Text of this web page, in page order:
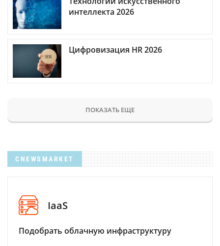
интеллекта 2026
Цифровизация HR 2026
ПОКАЗАТЬ ЕЩЕ
CNEWSMARKET
IaaS
Подобрать облачную инфраструктуру